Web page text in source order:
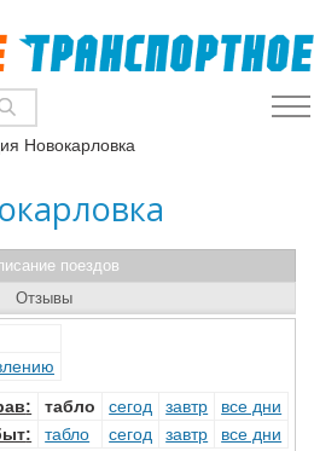
Новокарловка
поездов
: табло сегод завтр
все дни
: табло сегод завтр все дни
Отзывы